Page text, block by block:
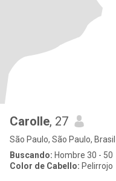
Carolle, 27
São Paulo, São Paulo, Brasil
Buscando: Hombre 30 - 50
Color de Cabello: Pelirrojo